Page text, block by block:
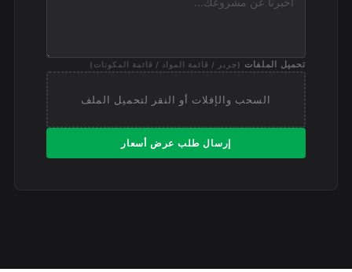
تحميل الملفات (جربر / قائمة المواد / قائمة المكونات)
السحب والإفلات أو النقر لتحميل الملف
إرسال طلب عرض أسعار